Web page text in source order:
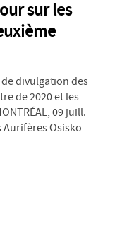
sur les
divulgation des
de 2020 et les
09 juill.
Aurifères Osisko